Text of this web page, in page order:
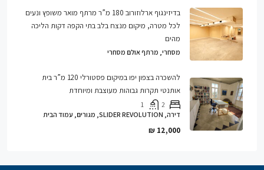
בדיזינגוף ארלוזורוב 180 מ”ר מרתף מואר משופץ ונעים
לכל מטרה, מיקום מנצח בלב בתי הקפה דקות הליכה
מהים
מסחרי, מרתף אולם מסחרי
להשכרה בצפון יפו במיקום פסטורלי 120 מ”ר בית
אותנטי תקרות גבוהות מעוצבת ומיוחדת
2
1
דירה, SLIDER REVOLUTION, מגורים, עמוד הבית
12,000 ₪